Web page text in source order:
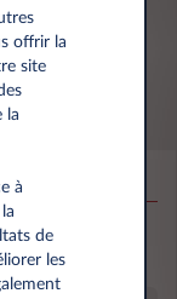
MAX
0 g/km
offrir la
site
la
à
de
les